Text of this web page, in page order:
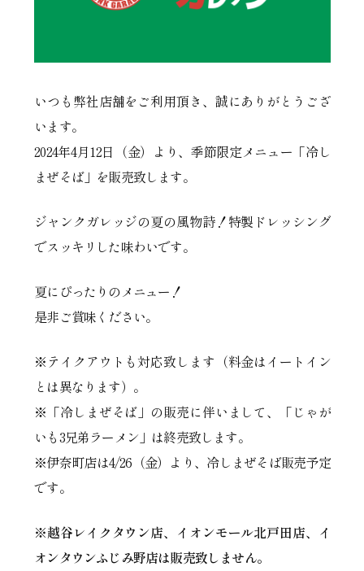
いつも弊社店舗をご利用頂き、誠にありがとうござ
います。
2024年4月12日（金）より、季節限定メニュー「冷し
まぜそば」を販売致します。
ジャンクガレッジの夏の風物詩！特製ドレッシング
でスッキリした味わいです。
夏にぴったりのメニュー！
是非ご賞味ください。
※テイクアウトも対応致します（料金はイートイン
とは異なります）。
※「冷しまぜそば」の販売に伴いまして、「じゃが
いも3兄弟ラーメン」は終売致します。
※伊奈町店は4/26（金）より、冷しまぜそば販売予定
です。
※越谷レイクタウン店、イオンモール北戸田店、イ
オンタウンふじみ野店は販売致しません。